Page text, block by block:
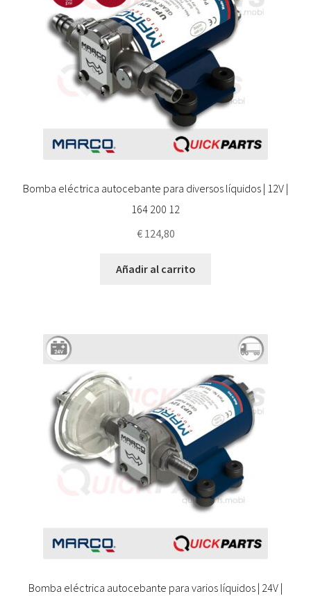
Bomba eléctrica autocebante para diversos líquidos | 12V |
164 200 12
€124,80
Añadir al carrito
Bomba eléctrica autocebante para varios líquidos | 24V |